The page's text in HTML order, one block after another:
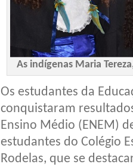
As indígenas Maria
Os estudantes da
conquistaram
Ensino Médio (ENEM)
estudantes do Colégio
Rodelas, que se